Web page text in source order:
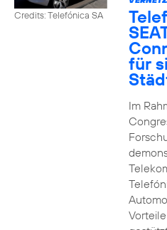
Credits: Telefónica SA
für
Im